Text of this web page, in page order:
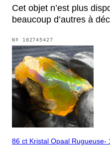
Cet objet n’est plus
beaucoup d’autres à
Nº 102745427
86 ct Kristal Opaal Rugueuse-